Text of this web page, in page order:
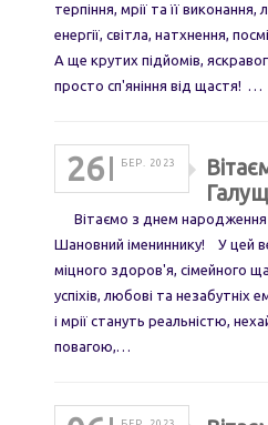
терпіння, мрії та її
енергії, світла, натхнення,
А ще крутих підйомів,
просто сп'яніння від щастя! …
26 БЕР. 2023
Вітаємо з днем народження
Шановний імениннику! У цей
міцного здоров'я, сімейного
успіхів, любові та незабутніх
і мрії стануть реальністю,
повагою,…